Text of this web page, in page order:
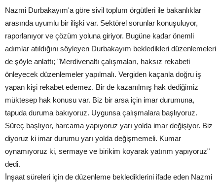
Nazmi Durbakayım'a göre sivil toplum örgütleri ile bakanlıklar
arasında uyumlu bir ilişki var. Sektörel sorunlar konuşuluyor,
raporlanıyor ve çözüm yoluna giriyor. Bugüne kadar önemli
adımlar atıldığını söyleyen Durbakayım bekledikleri düzenlemeleri
de şöyle anlattı; "Merdivenaltı çalışmaları, haksız rekabeti
önleyecek düzenlemeler yapılmalı. Vergiden kaçanla doğru iş
yapan kişi rekabet edemez. Bir de kazanılmış hak dediğimiz
müktesep hak konusu var. Biz bir arsa için imar durumuna,
tapuda duruma bakıyoruz. Uygunsa çalışmalara başlıyoruz.
Süreç başlıyor, harcama yapıyoruz yarı yolda imar değişiyor. Biz
diyoruz ki imar durumu yarı yolda değişmemeli. Kumar
oynamıyoruz ki, sermaye ve birikim koyarak yatırım yapıyoruz"
dedi.
İnşaat süreleri için de düzenleme beklediklerini ifade eden Nazmi